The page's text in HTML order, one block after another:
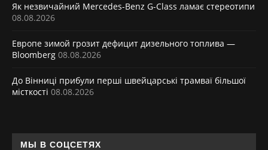
Як незвичайний Mercedes-Benz G-Class ламає стереотипи
08.08.2026
Европе зимой грозит дефицит дизельного топлива —
Bloomberg 08.08.2026
До Вінниці прибули перші швейцарські трамваї більшої
місткості 08.08.2026
МЫ В СОЦСЕТЯХ